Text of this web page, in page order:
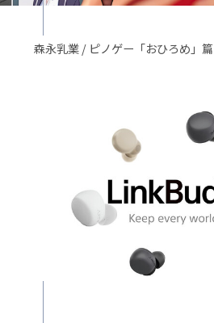
森永乳業 / ピノゲー「おひろめ」篇